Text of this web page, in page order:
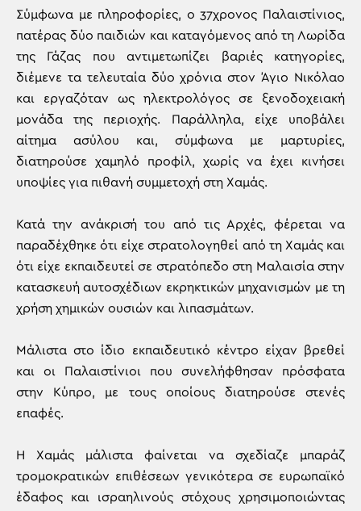
Σύμφωνα με πληροφορίες, ο 37χρονος Παλαιστίνιος,
πατέρας δύο παιδιών και καταγόμενος από τη Λωρίδα
της Γάζας που αντιμετωπίζει βαριές κατηγορίες,
διέμενε τα τελευταία δύο χρόνια στον Άγιο Νικόλαο
και εργαζόταν ως ηλεκτρολόγος σε ξενοδοχειακή
μονάδα της περιοχής. Παράλληλα, είχε υποβάλει
αίτημα ασύλου και, σύμφωνα με μαρτυρίες,
διατηρούσε χαμηλό προφίλ, χωρίς να έχει κινήσει
υποψίες για πιθανή συμμετοχή στη Χαμάς.
Κατά την ανάκρισή του από τις Αρχές, φέρεται να
παραδέχθηκε ότι είχε στρατολογηθεί από τη Χαμάς και
ότι είχε εκπαιδευτεί σε στρατόπεδο στη Μαλαισία στην
κατασκευή αυτοσχέδιων εκρηκτικών μηχανισμών με τη
χρήση χημικών ουσιών και λιπασμάτων.
Μάλιστα στο ίδιο εκπαιδευτικό κέντρο είχαν βρεθεί
και οι Παλαιστίνιοι που συνελήφθησαν πρόσφατα
στην Κύπρο, με τους οποίους διατηρούσε στενές
επαφές.
Η Χαμάς μάλιστα φαίνεται να σχεδίαζε μπαράζ
τρομοκρατικών επιθέσεων γενικότερα σε ευρωπαϊκό
έδαφος και ισραηλινούς στόχους χρησιμοποιώντας